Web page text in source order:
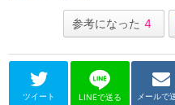
参考になった 4
ツイート LINEで送る メールで